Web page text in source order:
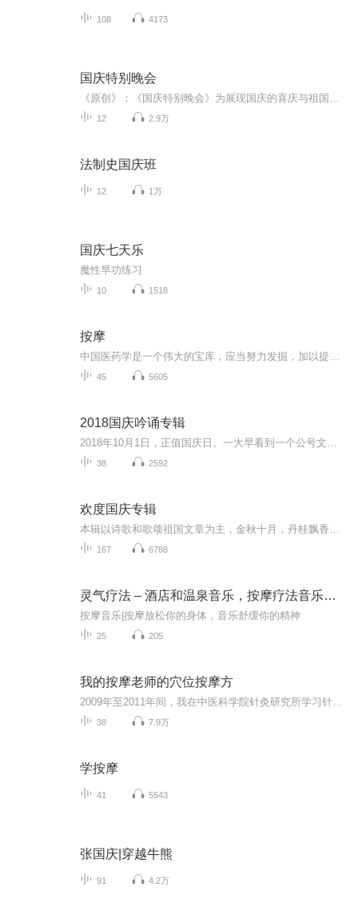
108 4173
国庆特别晚会
12 2.9万
法制史国庆班
12 1万
国庆七天乐
魔性早功练习
10 1518
按摩
45 5605
2018国庆吟诵专辑
38 2592
欢度国庆专辑
167 6788
灵气疗法 – 酒店和温泉音乐，按摩疗法音乐，面部按摩、背部按摩、足部按摩和手按摩
按摩音乐|按摩放松你的身体，音乐舒缓你的精神
25 205
我的按摩老师的穴位按摩方
38 7.9万
学按摩
41 5543
张国庆|穿越牛熊
91 4.2万